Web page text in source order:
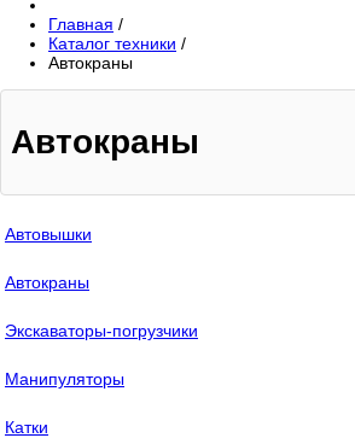
Главная /
Каталог техники /
Автокраны
Автокраны
Автовышки
Автокраны
Экскаваторы-погрузчики
Манипуляторы
Катки